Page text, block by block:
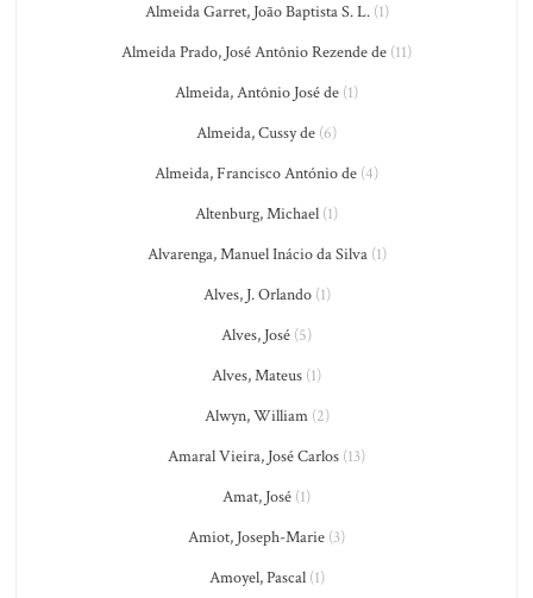
Almeida Garret, João Baptista S. L.(1)
Almeida Prado, José Antônio Rezende de (11)
Almeida, Antônio José de (1)
Almeida, Cussy de (6)
Almeida, Francisco António de (4)
Altenburg, Michael (1)
Alvarenga, Manuel Inácio da Silva(1)
Alves, J. Orlando(1)
Alves, José (5)
Alves, Mateus (1)
Alwyn, William(2)
Amaral Vieira, José Carlos (13)
Amat, José (1)
Amiot, Joseph-Marie (3)
Amoyel, Pascal(1)